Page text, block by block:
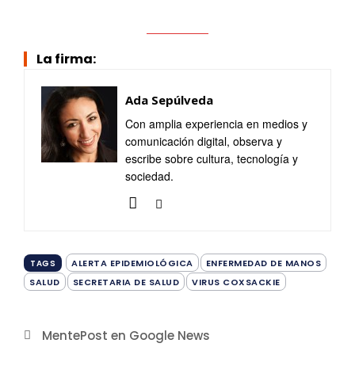
La firma:
Ada Sepúlveda
Con amplia experiencia en medios y
comunicación digital, observa y
escribe sobre cultura, tecnología y
sociedad.
TAGS ALERTA EPIDEMIOLÓGICA
ENFERMEDAD DE MANOS
SALUD
SECRETARIA DE SALUD VIRUS COXSACKIE
MentePost en Google News